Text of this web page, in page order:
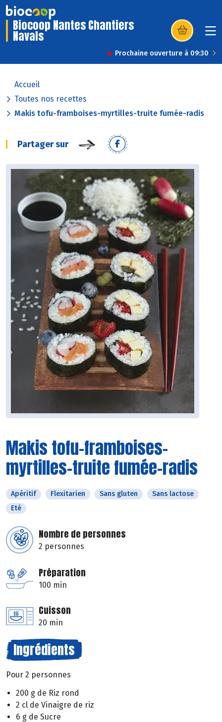
Biocoop Nantes Chantiers
Navals (s’ouvre dans
Prochaine ouverture à 09:30
Accueil
Toutes nos recettes
Makis tofu-framboises-myrtilles-truite fumée-radis
Partager sur
Makis tofu-framboises-
myrtilles-truite fumée-radis
Apéritif Flexitarien Sans gluten
Sans lactose
Eté
Nombre de personnes
2 personnes
Préparation
100 min
Cuisson
20 min
Ingrédients
Pour 2 personnes
200 g de Riz rond
2 cl de Vinaigre de riz
6 g de Sucre